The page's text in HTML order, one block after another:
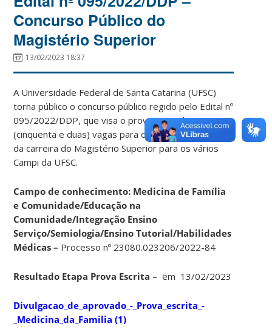
Concurso Público do
Magistério Superior
13/02/2023 18:37
A Universidade Federal de Santa Catarina (UFSC)
torna público o concurso público regido pelo Edital nº
095/2022/DDP, que visa o provimento de 52
(cinquenta e duas) vagas para o cargo de Professor
da carreira do Magistério Superior para os vários
Campi da UFSC.
Campo de conhecimento: Medicina de Família
e Comunidade/Educação na
Comunidade/Integração Ensino
Serviço/Semiologia/Ensino Tutorial/Habilidades
Médicas – Processo nº 23080.023206/2022-84
Resultado Etapa Prova Escrita – em 13/02/2023
Divulgacao_de_aprovado_-_Prova_escrita_-
_Medicina_da_Familia (1)